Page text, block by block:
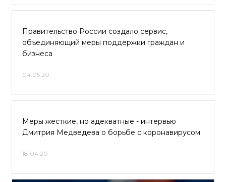
Правительство России создало сервис,
объединяющий меры поддержки граждан и
бизнеса
04.05.20
Меры жесткие, но адекватные - интервью
Дмитрия Медведева о борьбе с коронавирусом
18.04.20